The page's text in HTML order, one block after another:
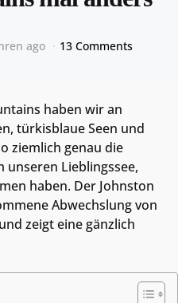
ago 13 Comments
haben wir an
türkisblaue Seen und
ziemlich genau die
unseren Lieblingssee,
haben. Der Johnston
Abwechslung von
zeigt eine gänzlich